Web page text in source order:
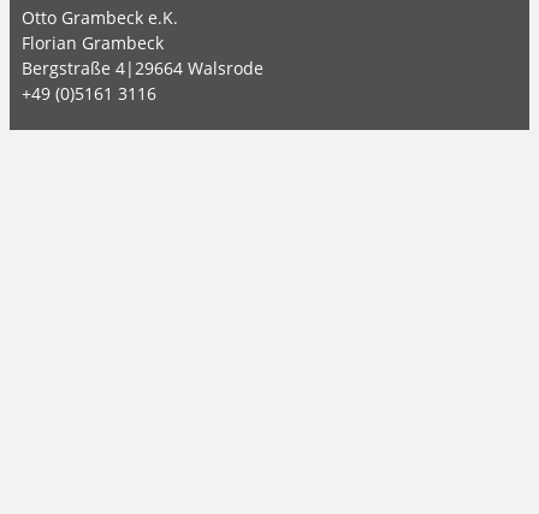
Otto Grambeck e.K.
Florian Grambeck
Bergstraße 4|29664 Walsrode
+49 (0)5161 3116